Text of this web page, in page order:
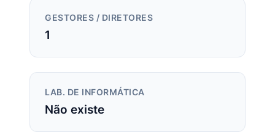
GESTORES / DIRETORES
1
LAB. DE INFORMÁTICA
Não existe